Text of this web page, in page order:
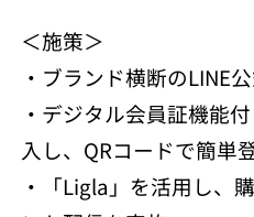
＜施策＞
・ブランド横断のLINE
・デジタル会員証機能
入し、QRコードで簡単登
・「Ligla」を活用し、